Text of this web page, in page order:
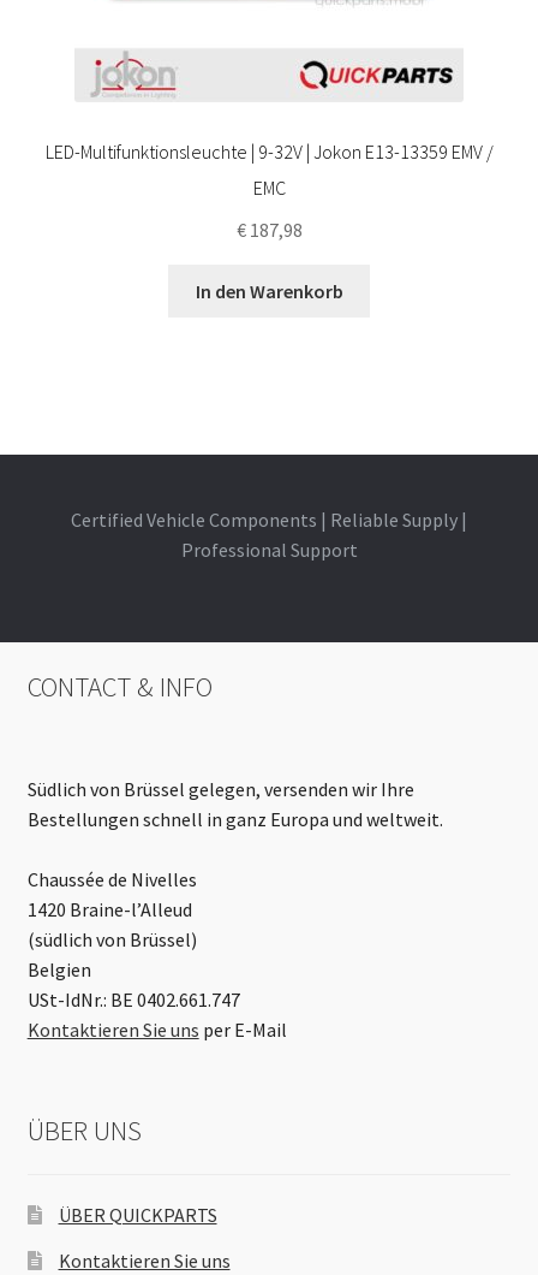
LED-Multifunktionsleuchte | 9-32V | Jokon E13-13359 EMV /
EMC
€187,98
In den Warenkorb
Certified Vehicle Components | Reliable Supply |
Professional Support
CONTACT & INFO
Südlich von Brüssel gelegen, versenden wir Ihre
Bestellungen schnell in ganz Europa und weltweit.
Chaussée de Nivelles
1420 Braine-l’Alleud
(südlich von Brüssel)
Belgien
USt-IdNr.: BE 0402.661.747
Kontaktieren Sie uns per E-Mail
ÜBER UNS
ÜBER QUICKPARTS
Kontaktieren Sie uns